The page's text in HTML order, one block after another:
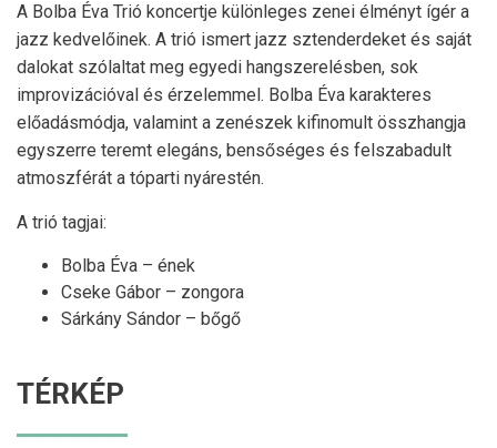
A Bolba Éva Trió koncertje különleges zenei élményt ígér a
jazz kedvelőinek. A trió ismert jazz sztenderdeket és saját
dalokat szólaltat meg egyedi hangszerelésben, sok
improvizációval és érzelemmel. Bolba Éva karakteres
előadásmódja, valamint a zenészek kifinomult összhangja
egyszerre teremt elegáns, bensőséges és felszabadult
atmoszférát a tóparti nyárestén.
A trió tagjai:
Bolba Éva – ének
Cseke Gábor – zongora
Sárkány Sándor – bőgő
TÉRKÉP